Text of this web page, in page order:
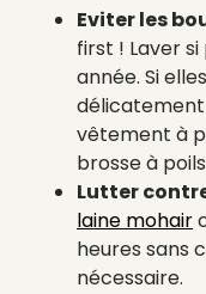
Eviter les
first ! Laver
année. Si
délicatement
vêtement à
brosse à
Lutter
laine mohair
heures sans
nécessaire.